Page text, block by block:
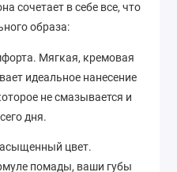
сочетает в себе все, что
образа:
Мягкая, кремовая
идеальное нанесение
не смазывается и
дня.
цвет.
помады, ваши губы